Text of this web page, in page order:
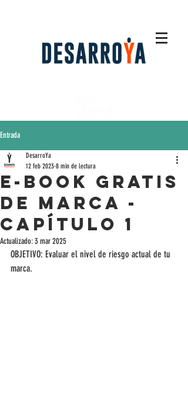
Entrada
E-BOOK GRATIS
DE MARCA -
Capítulo 1
DesarroYa
12 feb 2023 8 min de lectura
Actualizado:3 mar 2025
OBJETIVO: Evaluar el nivel de riesgo actual de tu
marca.